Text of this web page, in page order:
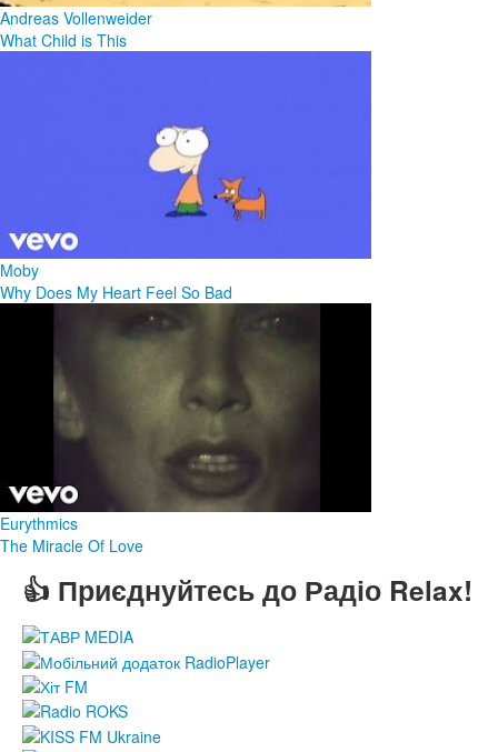
Andreas Vollenweider
What Child is This
Moby
Why Does My Heart Feel So Bad
Eurythmics
The Miracle Of Love
👍 Приєднуйтесь до Радіо Relax!